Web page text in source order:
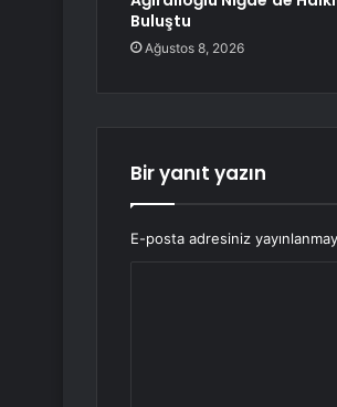
Buluştu
Ağustos 8, 2026
Bir yanıt yazın
E-posta adresiniz